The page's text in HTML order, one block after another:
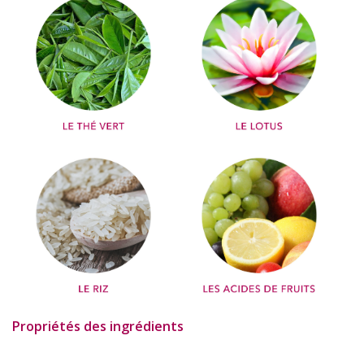
Propriétés des ingrédients